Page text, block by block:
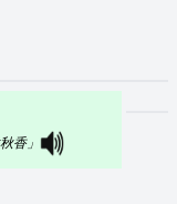
香」